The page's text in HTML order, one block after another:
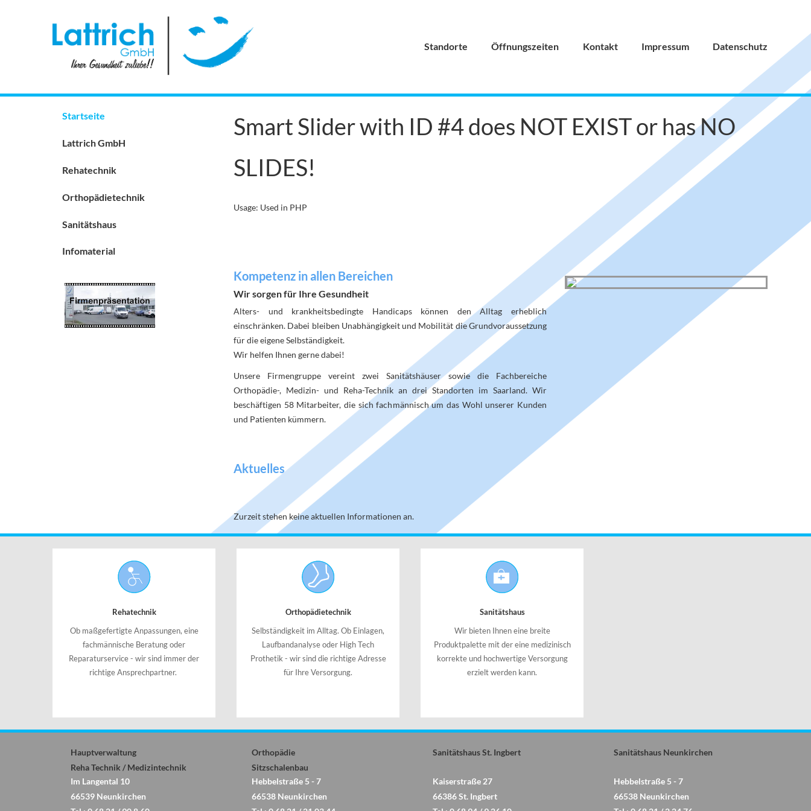
Standorte Öffnungszeiten Kontakt Impressum Datenschutz
Startseite
Lattrich GmbH
Rehatechnik
Orthopädietechnik
Sanitätshaus
Infomaterial
Smart Slider with ID #4 does NOT EXIST or has NO
SLIDES!
Usage: Used in PHP
Kompetenz in allen Bereichen
Wir sorgen für Ihre Gesundheit
Alters- und krankheitsbedingte Handicaps können den Alltag erheblich
einschränken. Dabei bleiben Unabhängigkeit und Mobilität die Grundvoraussetzung
für die eigene Selbständigkeit.
Wir helfen Ihnen gerne dabei!
Unsere Firmengruppe vereint zwei Sanitätshäuser sowie die Fachbereiche
Orthopädie-, Medizin- und Reha-Technik an drei Standorten im Saarland. Wir
beschäftigen 58 Mitarbeiter, die sich fachmännisch um das Wohl unserer Kunden
und Patienten kümmern.
Aktuelles
Zurzeit stehen keine aktuellen Informationen an.
Rehatechnik
Ob maßgefertigte Anpassungen, eine
fachmännische Beratung oder
Reparaturservice - wir sind immer der
richtige Ansprechpartner.
Orthopädietechnik
Selbständigkeit im Alltag. Ob Einlagen,
Laufbandanalyse oder High Tech
Prothetik - wir sind die richtige Adresse
für Ihre Versorgung.
Sanitätshaus
Wir bieten Ihnen eine breite
Produktpalette mit der eine medizinisch
korrekte und hochwertige Versorgung
erzielt werden kann.
Hauptverwaltung
Reha Technik / Medizintechnik
Im Langental 10
66539 Neunkirchen
Orthopädie
Sitzschalenbau
Hebbelstraße 5 - 7
66538 Neunkirchen
Sanitätshaus St. Ingbert
Kaiserstraße 27
66386 St. Ingbert
Sanitätshaus Neunkirchen
Hebbelstraße 5 - 7
66538 Neunkirchen